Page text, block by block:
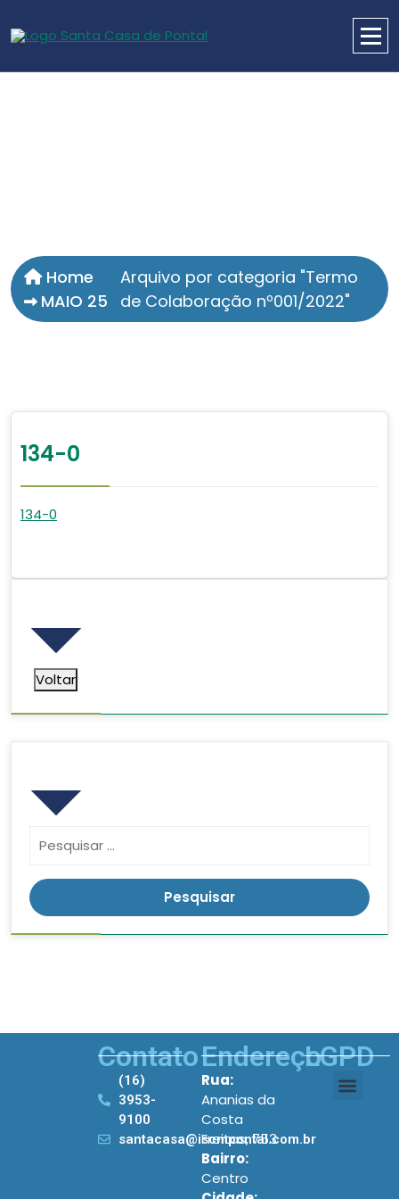
Home
MAIO 25
Arquivo por categoria "Termo
de Colaboração nº001/2022"
134-0
134-0
Voltar
Contato
(16)
3953-
9100
santacasa@iscmpontal.com.br
Endereço
Rua:
Ananias da
Costa
Freitas, 753
Bairro:
Centro
LGPD